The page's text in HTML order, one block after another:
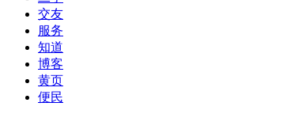
交友
服务
知道
博客
黄页
便民